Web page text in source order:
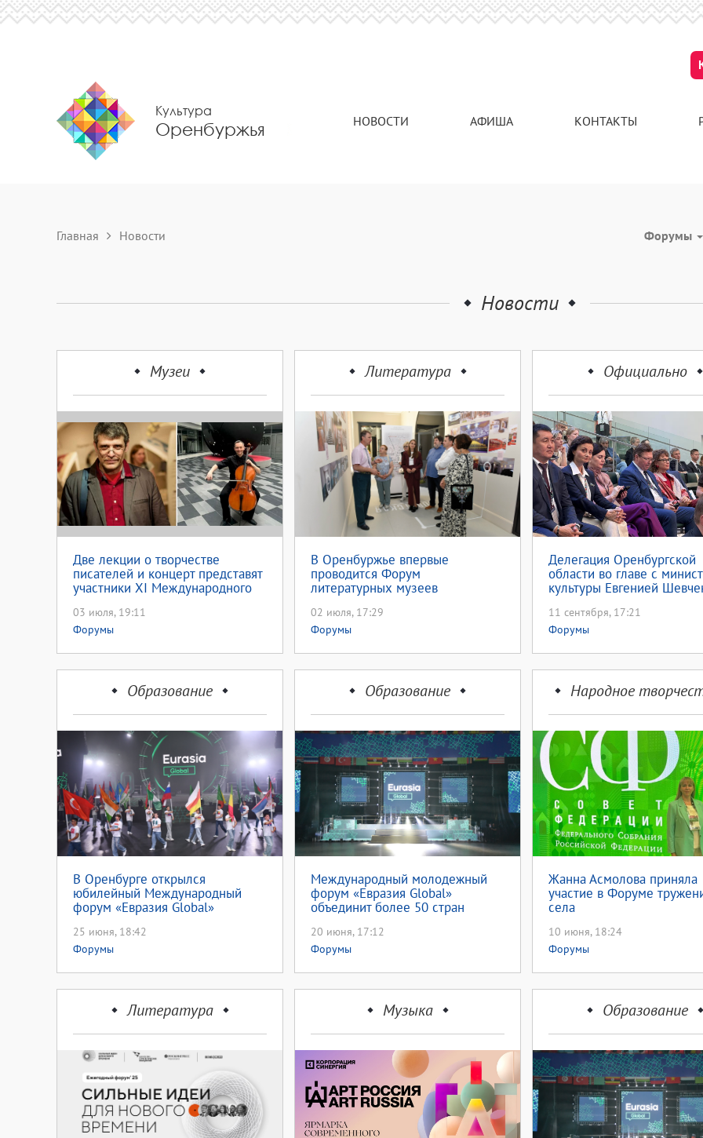
Культура
Оренбуржья НОВОСТИ АФИША КОНТАКТЫ
Главная Новости Форумы
Новости
Музеи
Две лекции о творчестве
писателей и концерт представят
участники XI Международного
03 июля, 19:11
Форумы
Литература
В Оренбуржье впервые
проводится Форум
литературных музеев
02 июля, 17:29
Форумы
Официально
Делегация Оренбургской
области во главе с
культуры Евгенией
Петербургском
форуме объединенных
11 сентября, 17:21
Форумы
Образование
В Оренбурге открылся
юбилейный Международный
форум «Евразия Global»
25 июня, 18:42
Форумы
Образование
Международный молодежный
форум «Евразия Global»
объединит более 50 стран
20 июня, 17:12
Форумы
Народное
Жанна Асмолова приняла
участие в Форуме
села
10 июня, 18:24
Форумы
Литература Музыка Образование